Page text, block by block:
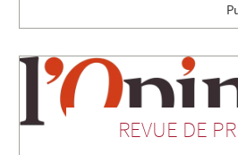
REVUE DE